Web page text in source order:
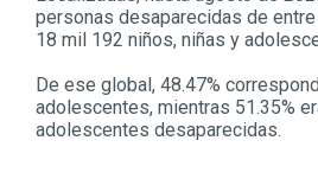
personas desaparecidas de
18 mil 192 niños, niñas y
De ese global, 48.47%
adolescentes, mientras 51.35%
adolescentes desaparecidas.